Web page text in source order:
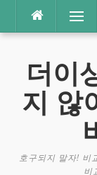
츠
메뉴
더이
지 않
호구되지 말자! 비
비